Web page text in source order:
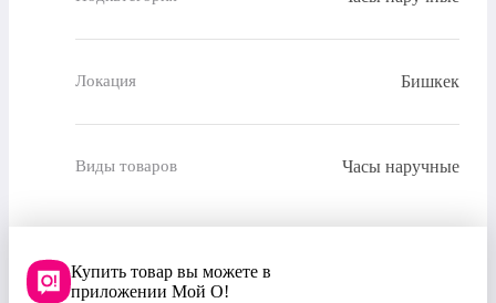
Локация Бишкек
Виды товаров Часы наручные
Купить товар вы можете в
приложении Мой О!